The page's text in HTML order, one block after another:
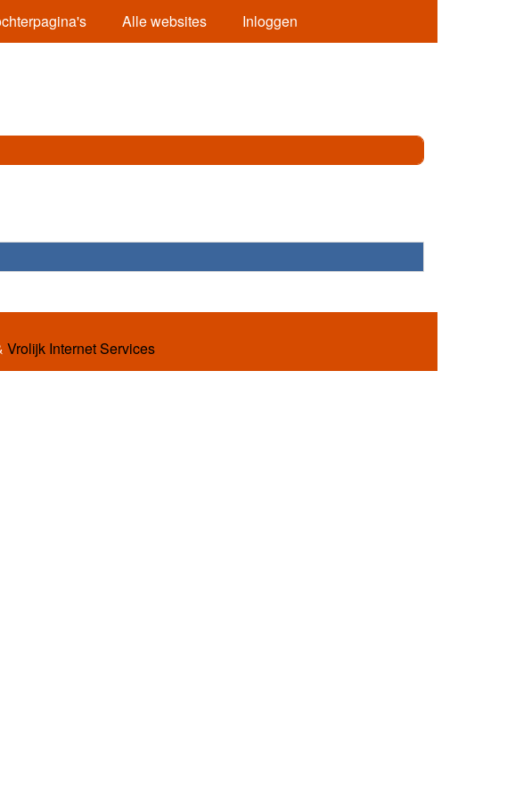
Alle websites Inloggen
Vrolijk Internet Services